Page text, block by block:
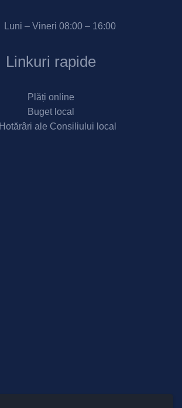
Luni – Vineri 08:00 – 16:00
Linkuri rapide
Plăți online
Buget local
Hotărâri ale Consiliului local